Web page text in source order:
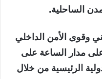
الساحلية.
وقوى الأمن الداخلي
مدار الساعة على
الرئيسية من خلال